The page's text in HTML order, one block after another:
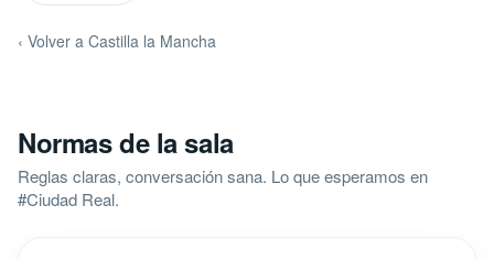
‹ Volver a Castilla la Mancha
Normas de la sala
Reglas claras, conversación sana. Lo que esperamos en
#Ciudad Real.